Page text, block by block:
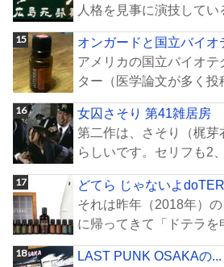
人格を見事に演技して
オンガードと国立バイオ
アメリカの国立バイオ
ター（医学論文が多く
女囚さそり 第41雑居房
第二作は、さそり（梶
らしいです。セリフも2
どてら じゃないよ
それは昨年（2018年）
に帰ってきて「ドテラを
LAST PUNK OSAKAの...